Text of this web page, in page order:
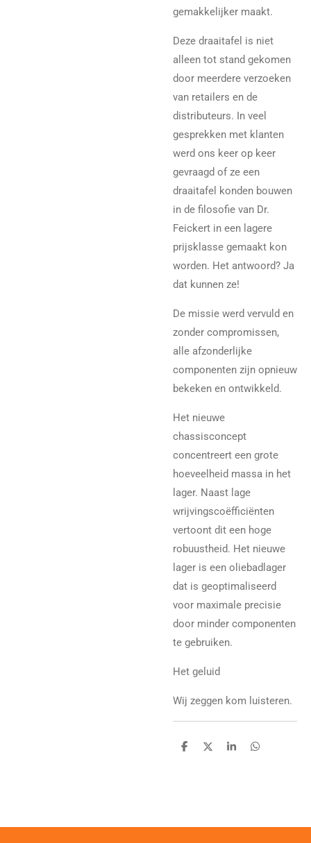
gemakkelijker maakt.
Deze draaitafel is niet
alleen tot stand gekomen
door meerdere verzoeken
van retailers en de
distributeurs. In veel
gesprekken met klanten
werd ons keer op keer
gevraagd of ze een
draaitafel konden bouwen
in de filosofie van Dr.
Feickert in een lagere
prijsklasse gemaakt kon
worden. Het antwoord? Ja
dat kunnen ze!
De missie werd vervuld en
zonder compromissen,
alle afzonderlijke
componenten zijn opnieuw
bekeken en ontwikkeld.
Het nieuwe
chassisconcept
concentreert een grote
hoeveelheid massa in het
lager. Naast lage
wrijvingscoëfficiënten
vertoont dit een hoge
robuustheid. Het nieuwe
lager is een oliebadlager
dat is geoptimaliseerd
voor maximale precisie
door minder componenten
te gebruiken.
Het geluid
Wij zeggen kom luisteren.
D
D
S
D